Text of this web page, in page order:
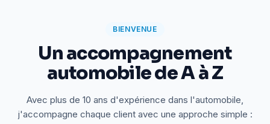
BIENVENUE
Un accompagnement
automobile de A à Z
Avec plus de 10 ans d'expérience dans l'automobile,
j'accompagne chaque client avec une approche simple :